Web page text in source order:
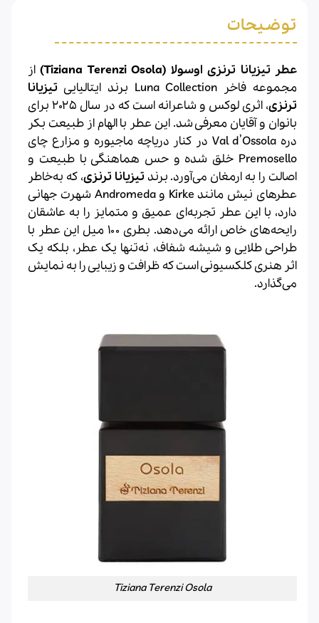
توضیحات
عطر تیزیانا ترنزی اوسولا (Tiziana Terenzi Osola)
از
مجموعه فاخر Luna Collection برند ایتالیایی
تیزیانا
ترنزی
، اثری لوکس و شاعرانه است که در سال ۲۰۲۵ برای
بانوان و آقایان معرفی شد. این عطر با الهام از طبیعت بکر
دره Val d’Ossola در کنار دریاچه ماجیوره و مزارع چای
Premosello خلق شده و حس هماهنگی با طبیعت و
اصالت را به ارمغان می‌آورد. برندتیزیانا ترنزی، که به‌خاطر
عطرهای نیش مانند Kirke و Andromeda شهرت جهانی
دارد، با این عطر تجربه‌ای عمیق و متمایز را به عاشقان
رایحه‌های خاص ارائه می‌دهد. بطری ۱۰۰ میل این عطر با
طراحی طلایی و شیشه شفاف، نه‌تنها یک عطر، بلکه یک
اثر هنری کلکسیونی است که ظرافت و زیبایی را به نمایش
می‌گذارد.
Tiziana Terenzi Osola